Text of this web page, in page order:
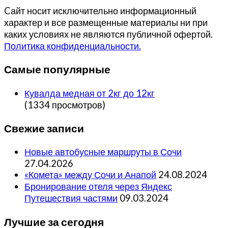
Cайт носит исключительно информационный
характер и все размещенные материалы ни при
каких условиях не являются публичной офертой.
Политика конфиденциальности.
Самые популярные
Кувалда медная от 2кг до 12кг
(1334 просмотров)
Свежие записи
Новые автобусные маршруты в Сочи
27.04.2026
«Комета» между Сочи и Анапой 24.08.2024
Бронирование отеля через Яндекс
Путешествия частями 09.03.2024
Лучшие за сегодня